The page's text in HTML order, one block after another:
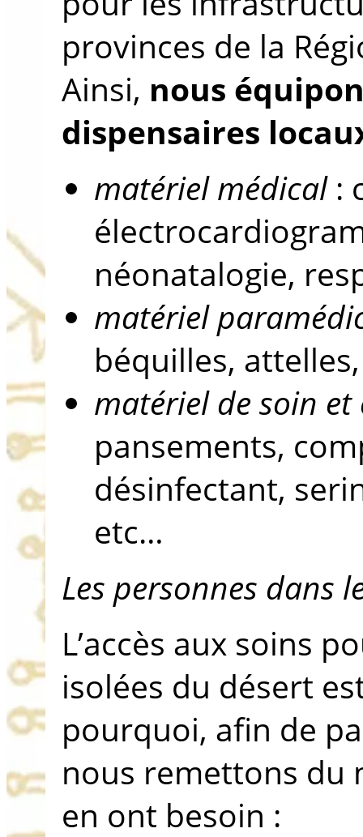
provinces de la
Ainsi, nous
dispensaires
matériel médical:
néonatalogie,
matériel
béquilles,
matériel de soin
pansements,
désinfectant,
etc…
Les personnes dans
L’accès aux soins
isolées du désert
pourquoi, afin de
nous remettons du
en ont besoin :